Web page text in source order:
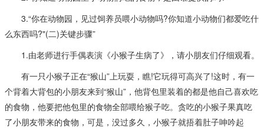
3.“你在动物园，见过饲养员喂小动物吗?你知道小动物们都爱吃什
么东西吗?"(二)关键步骤”
1.由老师进行手偶表演《小猴子生病了》，请小朋友们仔细观看。
有一只小猴子正在“猴山”上玩耍，瞧!它玩得可高兴了!这时，有一
个背着大背包的小朋友来到“猴山”，他背包里装着的都是他自己喜欢吃
的食物，他要把他包里的食物全部喂给猴子吃。贪吃的小猴子果真吃
了小朋友带来的食物，可是，没过多久，小猴子就捂着肚子呻吟起